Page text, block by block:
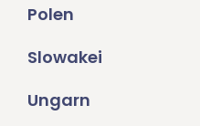
Polen
Slowakei
Ungarn